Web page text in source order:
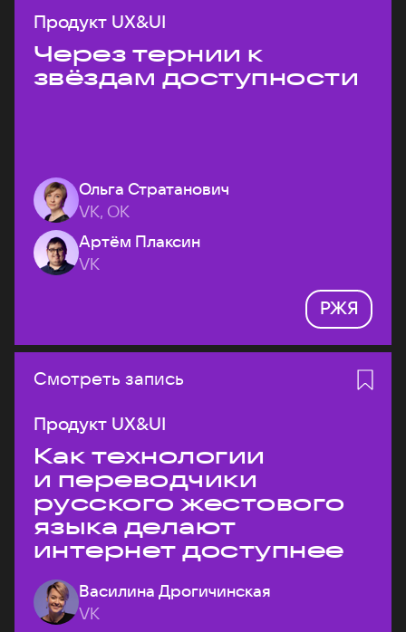
Продукт UX&UI
Через тернии к
звёздам доступности
Ольга Стратанович
VK, ОК
Артём Плаксин
VK
РЖЯ
Смотреть запись
Продукт UX&UI
Как технологии
и переводчики
русского жестового
языка делают
интернет доступнее
Василина Дрогичинская
VK